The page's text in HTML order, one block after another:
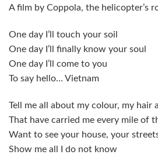
A film by Coppola, the helicopter’s
One day I’ll touch your soil
One day I’ll finally know your soul
One day I’ll come to you
To say hello… Vietnam
Tell me all about my colour, my hair
That have carried me every mile of
Want to see your house, your
Show me all I do not know